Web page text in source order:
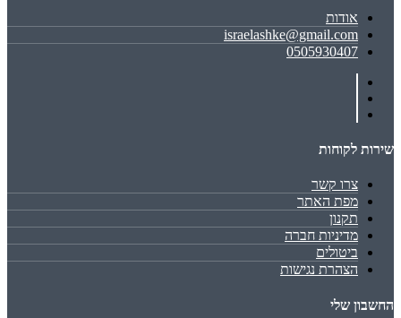
אודות
israelashke@gmail.com
0505930407
שירות לקוחות
צרו קשר
מפת האתר
תקנון
מדיניות חברה
ביטולים
הצהרת נגישות
החשבון שלי